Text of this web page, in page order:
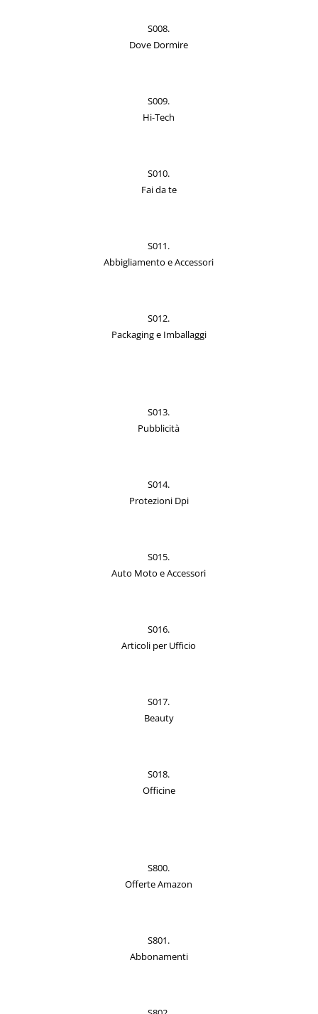
S008.
Dove Dormire
S009.
Hi-Tech
S010.
Fai da te
S011.
Abbigliamento e Accessori
S012.
Packaging e Imballaggi
S013.
Pubblicità
S014.
Protezioni Dpi
S015.
Auto Moto e Accessori
S016.
Articoli per Ufficio
S017.
Beauty
S018.
Officine
S800.
Offerte Amazon
S801.
Abbonamenti